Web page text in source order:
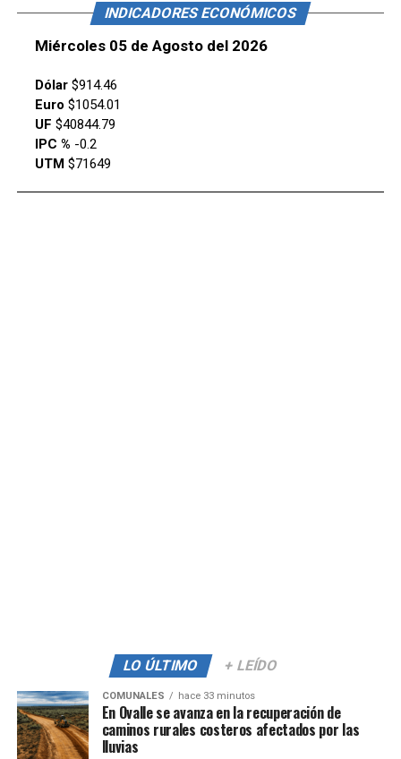
INDICADORES ECONÓMICOS
Miércoles 05 de Agosto del 2026
Dólar$914.46
Euro $1054.01
UF $40844.79
IPC % -0.2
UTM $71649
LO ÚLTIMO + LEÍDO
COMUNALES hace 33 minutos
En Ovalle se avanza en la recuperación de
caminos rurales costeros afectados por las
lluvias